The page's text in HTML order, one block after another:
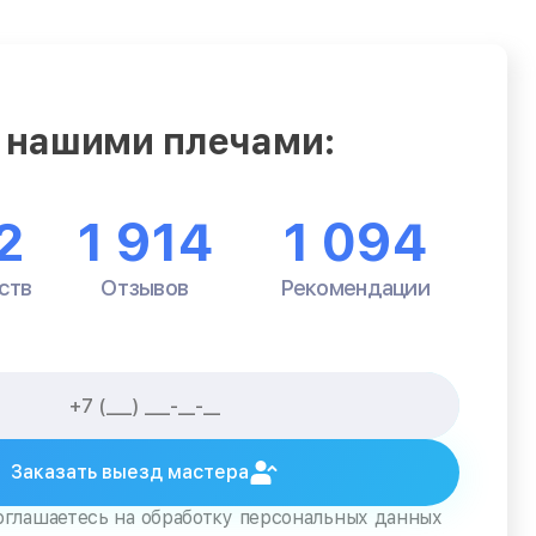
нашими плечами:
1 914
Отзывов
1 094
Рекомендации
Заказать выезд мастера
на обработку персональных данных